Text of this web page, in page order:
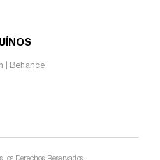
| Behance
Derechos Reservados.